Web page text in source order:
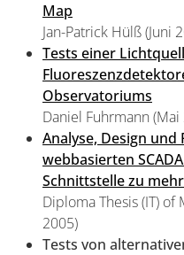
Map
Jan-Patrick Hülß (Juni
Tests einer
Observatoriums
Daniel Fuhrmann
Analyse, Design und
webbasierten
Schnittstelle zu
Diploma Thesis (IT)
2005)
Tests von